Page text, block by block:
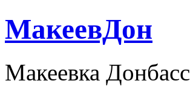
МакеевДон
Макеевка Донбасс